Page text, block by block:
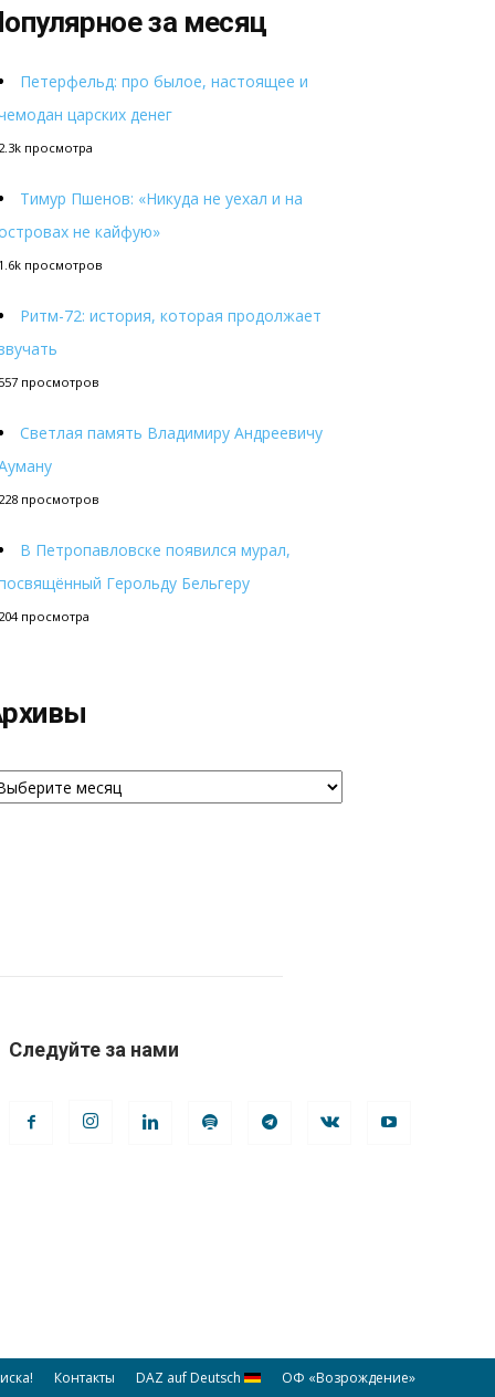
за месяц
Петерфельд: про былое, настоящее и
царских денег
просмотра
Тимур Пшенов: «Никуда не уехал и на
не кайфую»
просмотров
Ритм-72: история, которая продолжает
просмотров
Светлая память Владимиру Андреевичу
просмотров
В Петропавловске появился мурал,
Герольду Бельгеру
просмотра
Следуйте за нами
Контакты DAZ auf Deutsch ОФ «Возрождение»